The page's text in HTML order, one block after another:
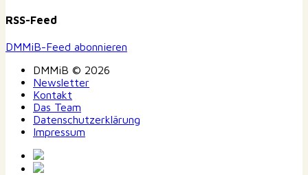
RSS-Feed
DMMiB-Feed abonnieren
DMMiB © 2026
Newsletter
Kontakt
Das Team
Datenschutzerklärung
Impressum